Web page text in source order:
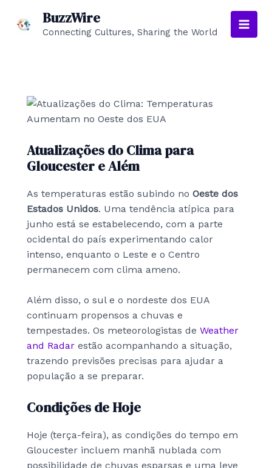
BuzzWire
Connecting Cultures, Sharing the World
Main
Atualizações do Clima para
Gloucester e Além
As temperaturas estão subindo no Oeste dos
Estados Unidos. Uma tendência atípica para
junho está se estabelecendo, com a parte
ocidental do país experimentando calor
intenso, enquanto o Leste e o Centro
permanecem com clima ameno.
Além disso, o sul e o nordeste dos EUA
continuam propensos a chuvas e
tempestades. Os meteorologistas de Weather
and Radar estão acompanhando a situação,
trazendo previsões precisas para ajudar a
população a se preparar.
Condições de Hoje
Hoje (terça-feira), as condições do tempo em
Gloucester incluem manhã nublada com
possibilidade de chuvas esparsas e uma leve